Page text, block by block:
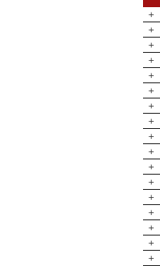
+
+
+
+
+
+
+
+
+
+
+
+
+
+
+
+
+